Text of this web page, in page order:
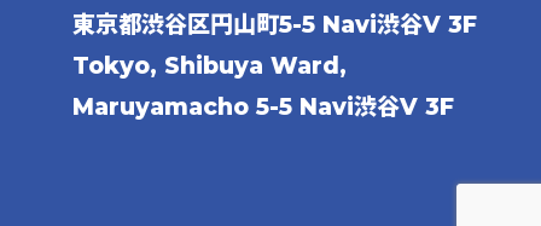
東京都渋谷区円山町5-5 Navi渋谷V 3F
Tokyo, Shibuya Ward,
Maruyamacho 5-5 Navi渋谷V 3F